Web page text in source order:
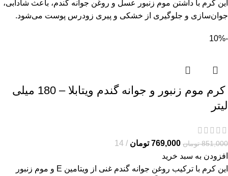
این کرم با داشتن موم زنبور عسل و روغن جوانه گندم، باعث شادابی،
جوان‌سازی و جلوگیری از خشکی و پیری زودرس پوست می‌شود.
-10%
کرم موم زنبور و جوانه گندم ویتابلا – 180 میلی
لیتر
851,000 تومان 769,000 تومان
14
افزودن به سبد خرید
این کرم با ترکیب روغن جوانه گندم غنی از ویتامین E و موم زنبور